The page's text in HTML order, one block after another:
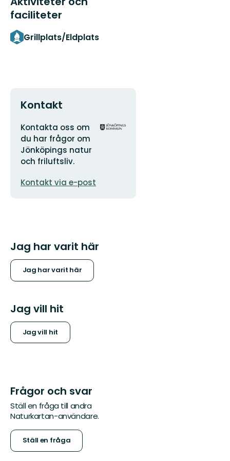
faciliteter
Grillplats/Eldplats
Kontakt
Adress
Kontakta oss om
du har frågor om
Jönköpings natur
och friluftsliv.
postadress
Kontakt via e-post
Organisationens
Jag har varit här
Jag har varit här
Jag vill hit
Jag vill hit
Frågor och svar
Ställ en fråga till andra
Naturkartan-användare.
Ställ en fråga